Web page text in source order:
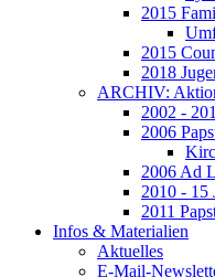
2015
2015
2018
ARCHIV:
2002 -
2006
2006 Ad
2010 - 15
2011
Infos & Materialien
Aktuelles
E-Mail-